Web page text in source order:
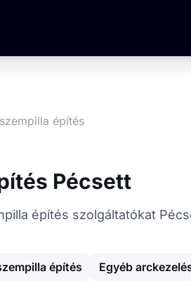
építés
Pécsett
építés szolgáltatókat
építés Egyéb